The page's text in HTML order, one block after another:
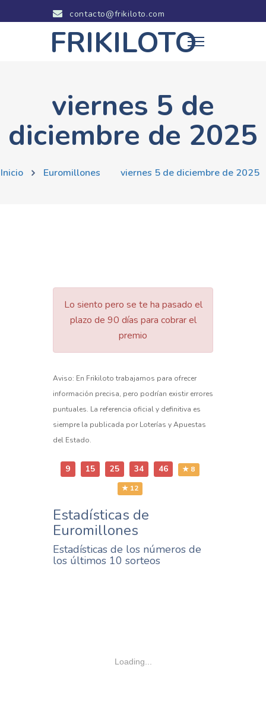
contacto@frikiloto.com
FRIKILOTO
viernes 5 de
diciembre de 2025
Inicio Euromillones viernes 5 de diciembre de 2025
Lo siento pero se te ha pasado el
plazo de 90 días para cobrar el
premio
Aviso: En Frikiloto trabajamos para ofrecer
información precisa, pero podrían existir errores
puntuales. La referencia oficial y definitiva es
siempre la publicada por Loterías y Apuestas
del Estado.
9 15 25 34 46
★ 8
★ 12
Estadísticas de
Euromillones
Estadísticas de los números de
los últimos 10 sorteos
Loading...